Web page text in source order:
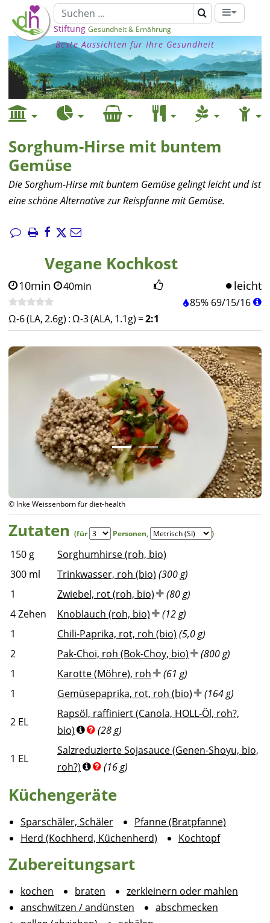
Stiftung Gesundheit & Ernährung
Beste Aussichten für Ihre Gesundheit
Sorghum-Hirse mit buntem
Gemüse
Die Sorghum-Hirse mit buntem Gemüse gelingt leicht und ist
eine schöne Alternative zur Reispfanne mit Gemüse.
Vegane Kochkost
10min 40min leicht
85% 69/15/16
Ω-6 (LA, 2.6g) :Ω-3 (ALA, 1.1g) =2:1
© Inke Weissenborn für diet-health
Zutaten (für Personen, )
150 g
Sorghumhirse (roh, bio)
300 ml Trinkwasser, roh (bio) (300 g)
1
Zwiebel, rot (roh, bio)
(80 g)
4Zehen Knoblauch (roh, bio)
(12 g)
1
Chili-Paprika, rot, roh (bio) (5,0 g)
2
Pak-Choi, roh (Bok-Choy, bio)
(800 g)
1
Karotte (Möhre), roh
(61 g)
1
Gemüsepaprika, rot, roh (bio) (164 g)
2 EL
Rapsöl, raffiniert (Canola, HOLL-Öl, roh?,
bio)
(28 g)
1 EL
Salzreduzierte Sojasauce (Genen-Shoyu, bio,
roh?)
(16 g)
Küchengeräte
Sparschäler, Schäler
Pfanne (Bratpfanne)
Herd (Kochherd, Küchenherd)
Kochtopf
Zubereitungsart
kochen braten
zerkleinern oder mahlen
anschwitzen / andünsten
abschmecken